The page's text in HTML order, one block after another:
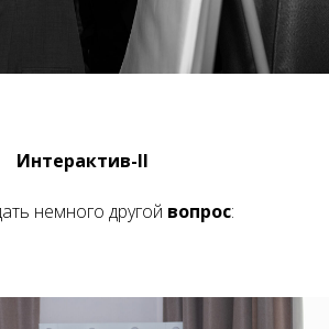
Интерактив-II
немного другой вопрос: